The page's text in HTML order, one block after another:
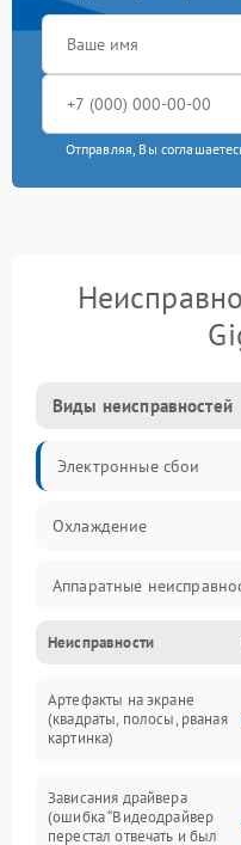
Отправляя, Вы
Виды неисправностей
Электронные сбои
Охлаждение
Аппаратные
Перегрев и
Видео
Интерфейсные и
Неисправности
Артефакты на экране
(квадраты, полосы, рваная
картинка)
Зависания драйвера
(ошибка “Видеодрайвер
перестал отвечать и был